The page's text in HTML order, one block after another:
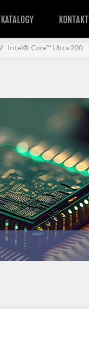
KATALOGY KONTAKT
/ Intel® Core™ Ultra 200